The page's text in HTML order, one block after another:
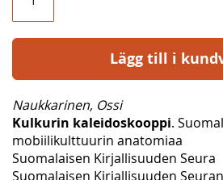
Lägg till i
Naukkarinen, Ossi
Kulkurin kaleidoskooppi.
mobiilikulttuurin anatomiaa
Suomalaisen Kirjallisuuden Seura
Suomalaisen Kirjallisuuden